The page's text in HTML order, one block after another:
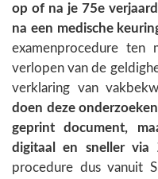
op of na je 75e
na een medische
examenprocedure ten
verlopen van de
verklaring van
doen deze
geprint document,
digitaal en sneller via
procedure dus vanuit